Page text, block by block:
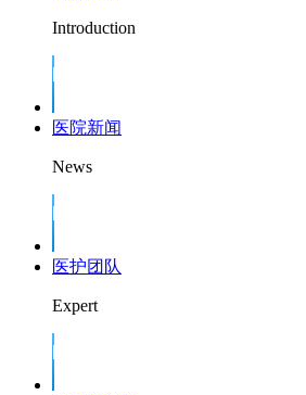
Introduction
医院新闻
News
医护团队
Expert